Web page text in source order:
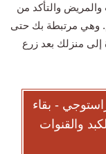
والتأكد من
وهي مرتبطة بك حتى
إلى منزلك بعد زرع
- بقاء
والقنوات